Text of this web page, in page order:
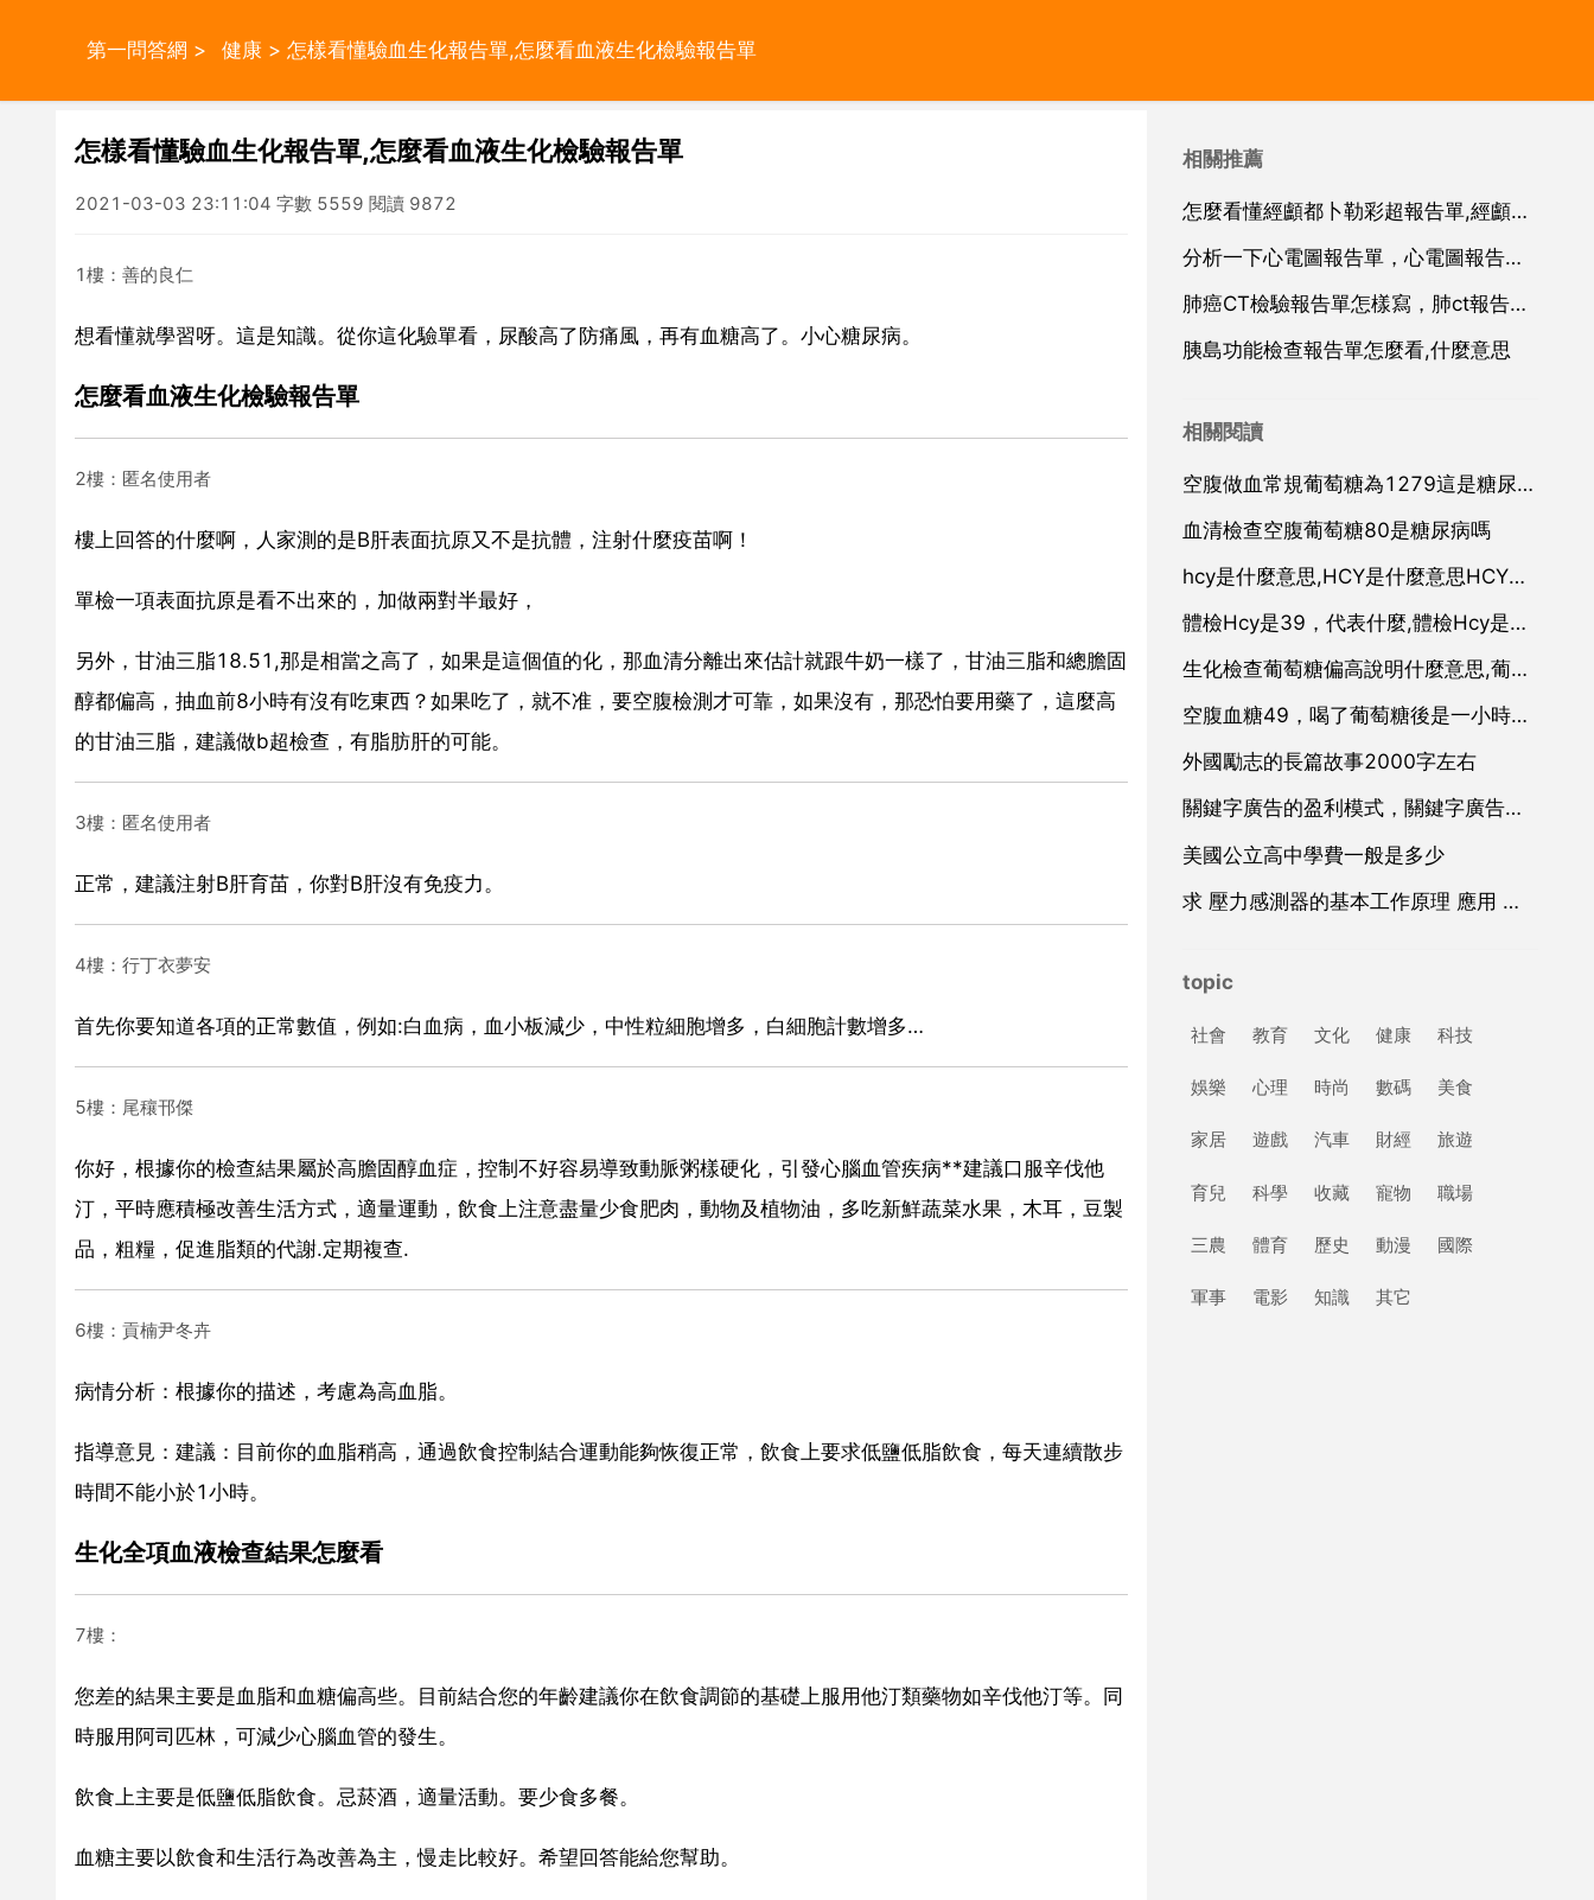
第一問答網 > 健康 > 怎樣看懂驗血生化報告單,怎麼看血液生化檢驗報告單
怎樣看懂驗血生化報告單,怎麼看血液生化檢驗報告單
2021-03-03 23:11:04 字數 5559 閱讀 9872
1樓：善的良仁
想看懂就學習呀。這是知識。從你這化驗單看，尿酸高了防痛風，再有血糖高了。小心糖尿病。
怎麼看血液生化檢驗報告單
2樓：匿名使用者
樓上回答的什麼啊，人家測的是B肝表面抗原又不是抗體，注射什麼疫苗啊！
單檢一項表面抗原是看不出來的，加做兩對半最好，
另外，甘油三脂18.51,那是相當之高了，如果是這個值的化，那血清分離出來估計就跟牛奶一樣了，甘油三脂和總膽固
醇都偏高，抽血前8小時有沒有吃東西？如果吃了，就不准，要空腹檢測才可靠，如果沒有，那恐怕要用藥了，這麼高
的甘油三脂，建議做b超檢查，有脂肪肝的可能。
3樓：匿名使用者
正常，建議注射B肝育苗，你對B肝沒有免疫力。
4樓：行丁衣夢安
首先你要知道各項的正常數值，例如:白血病，血小板減少，中性粒細胞增多，白細胞計數增多…
5樓：尾穰邗傑
你好，根據你的檢查結果屬於高膽固醇血症，控制不好容易導致動脈粥樣硬化，引發心腦血管疾病**建議口服辛伐他
汀，平時應積極改善生活方式，適量運動，飲食上注意盡量少食肥肉，動物及植物油，多吃新鮮蔬菜水果，木耳，豆製
品，粗糧，促進脂類的代謝.定期複查.
6樓：貢楠尹冬卉
病情分析：根據你的描述，考慮為高血脂。
指導意見：建議：目前你的血脂稍高，通過飲食控制結合運動能夠恢復正常，飲食上要求低鹽低脂飲食，每天連續散步
時間不能小於1小時。
生化全項血液檢查結果怎麼看
7樓：
您差的結果主要是血脂和血糖偏高些。目前結合您的年齡建議你在飲食調節的基礎上服用他汀類藥物如辛伐他汀等。同
時服用阿司匹林，可減少心腦血管的發生。
飲食上主要是低鹽低脂飲食。忌菸酒，適量活動。要少食多餐。
血糖主要以飲食和生活行為改善為主，慢走比較好。希望回答能給您幫助。
相關推薦
怎麼看懂經顱都卜勒彩超報告單,經顱都卜勒報告看不懂
分析一下心電圖報告單，心電圖報告單怎麼看
肺癌CT檢驗報告單怎樣寫，肺ct報告單怎麼看？急急急！！！
胰島功能檢查報告單怎麼看,什麼意思
相關閱讀
空腹做血常規葡萄糖為1279這是糖尿病嗎
血清檢查空腹葡萄糖80是糖尿病嗎
hcy是什麼意思,HCY是什麼意思HCY高怎麼辦
體檢Hcy是39，代表什麼,體檢Hcy是16，代表什麼？
生化檢查葡萄糖偏高說明什麼意思,葡萄糖偏高應該注意什麼
空腹血糖49，喝了葡萄糖後是一小時後113，2小時是
外國勵志的長篇故事2000字左右
關鍵字廣告的盈利模式，關鍵字廣告廣告
美國公立高中學費一般是多少
求 壓力感測器的基本工作原理 應用 和設計 方面的資料
topic
社會 教育 文化 健康 科技
娛樂 心理 時尚 數碼 美食
家居 遊戲 汽車 財經 旅遊
育兒 科學 收藏 寵物 職場
三農 體育 歷史 動漫 國際
軍事 電影 知識 其它